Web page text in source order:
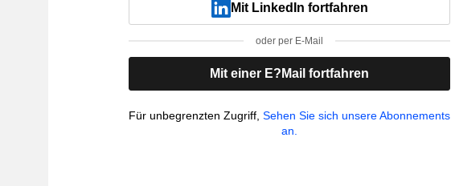
Mit LinkedIn fortfahren
oder per E-Mail
Mit einer E?Mail fortfahren
Für unbegrenzten Zugriff,Sehen Sie sich unsere Abonnements
an.